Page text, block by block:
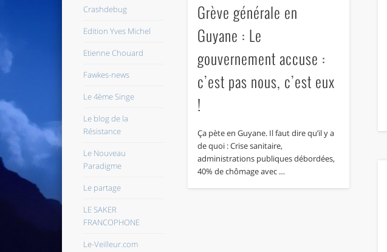
Grève générale en
Guyane : Le
gouvernement accuse :
c’est pas nous, c’est eux
!
Ça pète en Guyane. Il faut dire qu’il y a
de quoi : Crise sanitaire,
administrations publiques débordées,
40% de chômage avec …
Crashdebug
Edition Yves Michel
Etienne Chouard
Fawkes-news
Le 4ème Singe
Le blog de la
Résistance
Le Nouveau
Paradigme
Le partage
LE SAKER
FRANCOPHONE
Le-Veilleur.com